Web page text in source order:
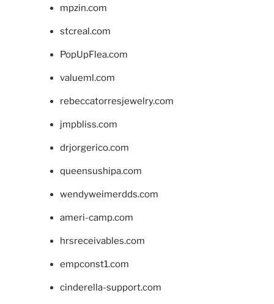
mpzin.com
stcreal.com
PopUpFlea.com
valueml.com
rebeccatorresjewelry.com
jmpbliss.com
drjorgerico.com
queensushipa.com
wendyweimerdds.com
ameri-camp.com
hrsreceivables.com
empconst1.com
cinderella-support.com